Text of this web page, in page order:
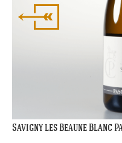
Savigny les Beaune Blanc